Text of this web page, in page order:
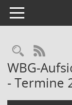
Toggle navigation
RSS-
WBG-
- Termine